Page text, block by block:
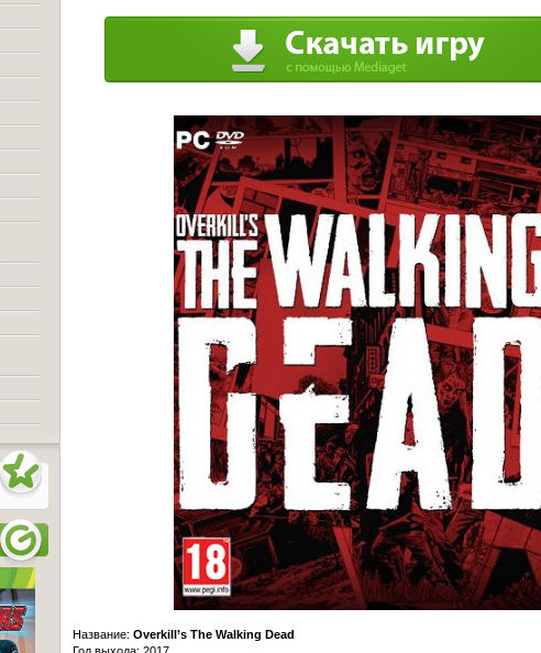
Название: Overkill’s The Walking Dead